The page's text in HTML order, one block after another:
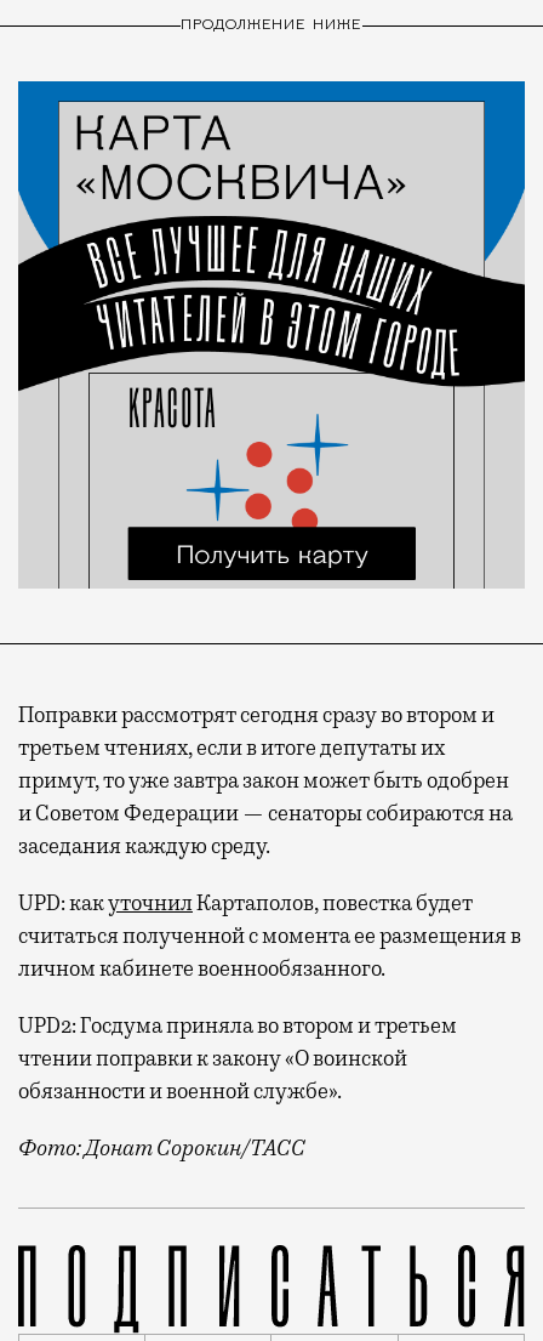
ПРОДОЛЖЕНИЕ НИЖЕ
Поправки рассмотрят сегодня сразу во втором и
третьем чтениях, если в итоге депутаты их
примут, то уже завтра закон может быть одобрен
и Советом Федерации — сенаторы собираются на
заседания каждую среду.
UPD: какуточнилКартаполов, повестка будет
считаться полученной с момента ее размещения в
личном кабинете военнообязанного.
UPD2: Госдума приняла во втором и третьем
чтении поправки к закону «О воинской
обязанности и военной службе».
Фото: Донат Сорокин/ТАСС
Они предусматривают в том числе введение ряда